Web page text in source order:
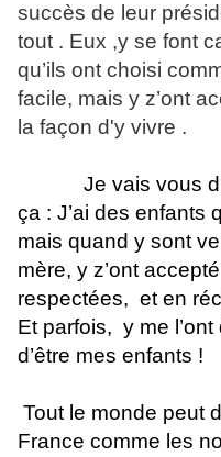
succès de leur
tout . Eux ,y se font
qu’ils ont choisi
facile, mais y z’ont
la façon d'y vivre .
Je vais vous
ça : J’ai des enfants
mais quand y sont
mère, y z’ont
respectées, et en
Et parfois, y me l’ont
d’être mes enfants !
Tout le monde peut
France comme les